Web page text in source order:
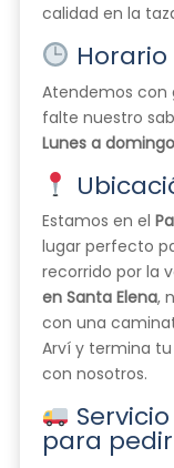
calidad en la
Atendemos con
falte nuestro
Lunes a
Estamos en el
lugar perfecto
recorrido por la
en Santa Elena,
con una
Arví y termina
con nosotros.
para pedir